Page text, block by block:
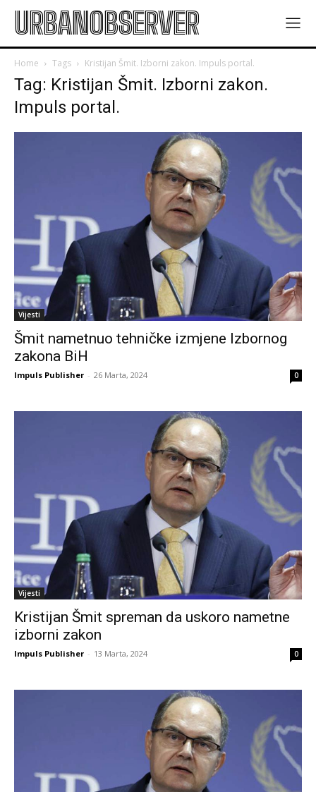
URBANOBSERVER
Home Tags Kristijan Šmit. Izborni zakon. Impuls portal.
Tag: Kristijan Šmit. Izborni zakon.
Impuls portal.
Vijesti
Šmit nametnuo tehničke izmjene Izbornog
zakona BiH
Impuls Publisher - 26 Marta, 2024 0
Vijesti
Kristijan Šmit spreman da uskoro nametne
izborni zakon
Impuls Publisher - 13 Marta, 2024 0